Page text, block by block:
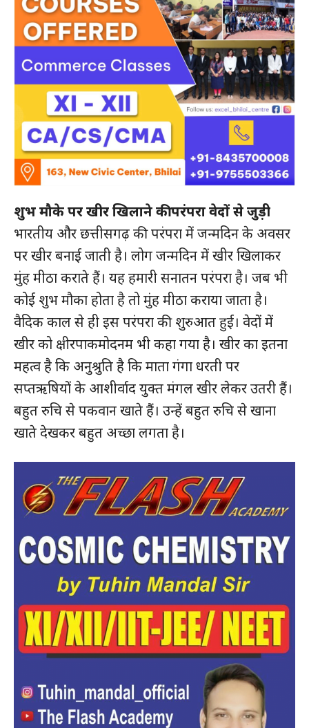
हमसे जुड़े
SUBSCRIBE NOW
क्विक लिंक्स
संपर्क करें
शुभ मौके पर खीर खिलाने की परंपरा वेदों से जुड़ी
भारतीय और छत्तीसगढ़ की परंपरा में जन्मदिन के अवसर
पर खीर बनाई जाती है। लोग जन्मदिन में खीर खिलाकर
मुंह मीठा कराते हैं। यह हमारी सनातन परंपरा है। जब भी
कोई शुभ मौका होता है तो मुंह मीठा कराया जाता है।
वैदिक काल से ही इस परंपरा की शुरुआत हुई। वेदों में
खीर को क्षीरपाकमोदनम भी कहा गया है। खीर का इतना
महत्व है कि अनुश्रुति है कि माता गंगा धरती पर
सप्तऋषियों के आशीर्वाद युक्त मंगल खीर लेकर उतरी हैं।
बहुत रुचि से पकवान खाते हैं। उन्हें बहुत रुचि से खाना
खाते देखकर बहुत अच्छा लगता है।